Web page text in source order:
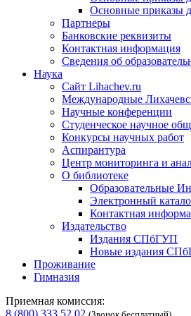
Основные приказы
Партнеры
Банковские реквизиты
Контактная информация
Сведения об
Наука
Сайт Lihachev.ru
Международные
Научные конференции
Студенческое научное
Конкурсы научных работ
Аспирантура
Центр мониторинга и
О библиотеке
Образовательные
Электронный
Контактная
Издательство
Издания СПбГУП
Новые издания
Проживание
Гимназия
Приемная комиссия:
8 (800) 333 52 02